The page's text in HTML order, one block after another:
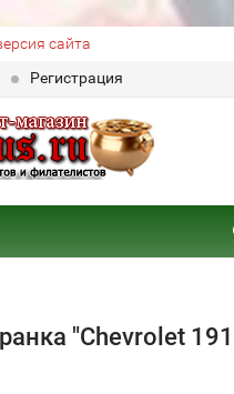
сайта
Регистрация
"Chevrolet